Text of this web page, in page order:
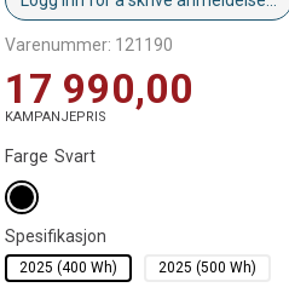
Varenummer: 121190
17 990,00
KAMPANJEPRIS
Farge Svart
Spesifikasjon
2025 (400 Wh) 2025 (500 Wh)